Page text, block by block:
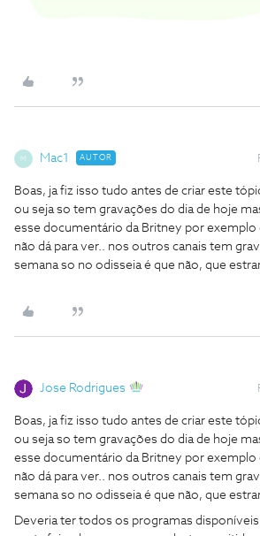
M Mac1 AUTOR
Boas, ja fiz isso tudo antes de criar este
ou seja so tem gravações do dia de hoje
esse documentário da Britney por exemplo
não dá para ver.. nos outros canais tem
semana so no odisseia é que não, que
Jose Rodrigues
Boas, ja fiz isso tudo antes de criar este
ou seja so tem gravações do dia de hoje
esse documentário da Britney por exemplo
não dá para ver.. nos outros canais tem
semana so no odisseia é que não, que
Deveria ter todos os programas